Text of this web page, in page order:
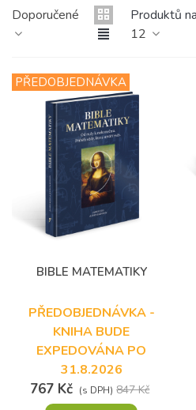
Doporučené
Produktů
12
PŘEDOBJEDNÁVKA
BIBLE MATEMATIKY
PŘEDOBJEDNÁVKA -
KNIHA BUDE
EXPEDOVÁNA PO
31.8.2026
767 Kč (s DPH) 847 Kč